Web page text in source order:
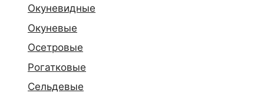
Окуневидные
Окуневые
Осетровые
Рогатковые
Сельдевые